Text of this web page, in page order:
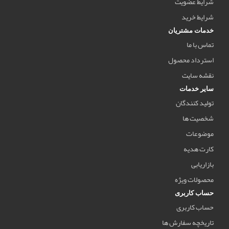
شرایط خرید
خدمات مشتریان
تماس با ما
استرداد محصول
نقشه سایت
سایر خدمات
تولید کنندگان
شخصیت ها
موضوعات
کارت هدیه
بازاریابی
محصولات ویژه
حساب کاربری
حساب کاربری
تاریخچه سفارش ها